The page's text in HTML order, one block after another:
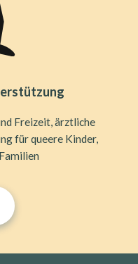
Freizeit, ärztliche
für queere Kinder,